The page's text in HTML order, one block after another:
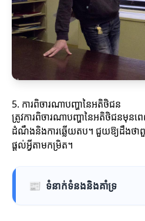
5. ការពិចារណាបញ្ហានៃអតិថិជន
ត្រូវការពិចារណាបញ្ហានៃអតិថិជនមុនពេ
ដំណឹងនិងការឆ្លើយតប។ ជួយឱ្យដឹងថាពួក
ផ្តល់អ្វីតាមកម្រិត។
📰 ទំនាក់ទំនងនិងគាំទ្រ